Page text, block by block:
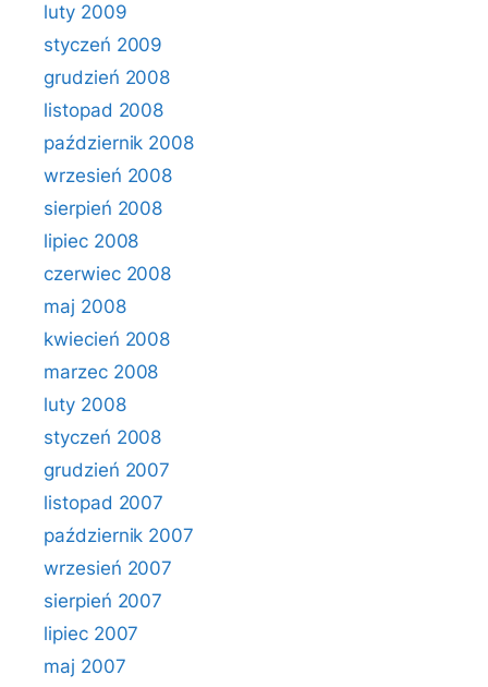
luty 2009
styczeń 2009
grudzień 2008
listopad 2008
październik 2008
wrzesień 2008
sierpień 2008
lipiec 2008
czerwiec 2008
maj 2008
kwiecień 2008
marzec 2008
luty 2008
styczeń 2008
grudzień 2007
listopad 2007
październik 2007
wrzesień 2007
sierpień 2007
lipiec 2007
maj 2007